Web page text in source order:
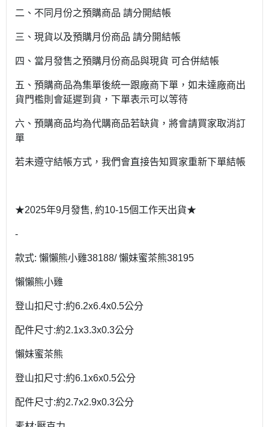
二、不同月份之預購商品 請分開結帳
三、現貨以及預購月份商品 請分開結帳
四、當月發售之預購月份商品與現貨 可合併結帳
五、預購商品為集單後統一跟廠商下單，如未達廠商出
貨門檻則會延遲到貨，下單表示可以等待
六、預購商品均為代購商品若缺貨，將會請買家取消訂
單
若未遵守結帳方式，我們會直接告知買家重新下單結帳
★2025年9月發售, 約10-15個工作天出貨★
-
款式: 懶懶熊小雞38188/ 懶妹蜜茶熊38195
懶懶熊小雞
登山扣尺寸:約6.2x6.4x0.5公分
配件尺寸:約2.1x3.3x0.3公分
懶妹蜜茶熊
登山扣尺寸:約6.1x6x0.5公分
配件尺寸:約2.7x2.9x0.3公分